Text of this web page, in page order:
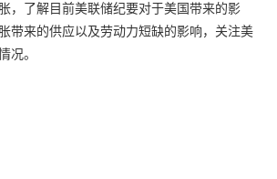
了解目前美联储纪要对于美国带来的影
带来的供应以及劳动力短缺的影响，关注美
况。